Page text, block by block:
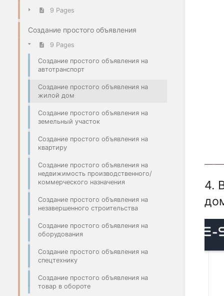
9 Pages
Создание простого объявления
9 Pages
Создание простого объявления на
автотранспорт
Создание простого объявления на
жилой дом
Создание простого объявления на
земельный участок
Создание простого объявления на
квартиру
Создание простого объявления на
недвижимость производственного/
коммерческого назначения
Создание простого объявления на
незавершенного строительства
Создание простого объявления на
оборудования
Создание простого объявления на
спецтехнику
Создание простого объявления на
товар в обороте
4.